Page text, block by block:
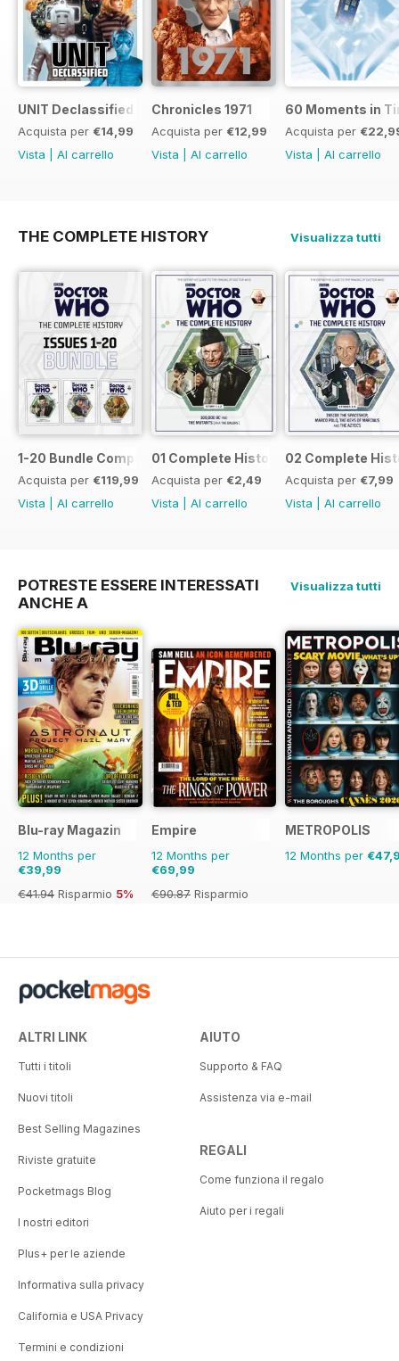
UNIT Declassified
Acquista per €14,99
Vista
Al carrello
Chronicles 1971
Acquista per €12,99
Vista
Al carrello
60 Moments in
Acquista per
Vista
Al carrello
THE COMPLETE HISTORY Visualizza tutti
1-20 Bundle Complete History
Acquista per €119,99
Vista
Al carrello
01 Complete History
Acquista per €2,49
Vista
Al carrello
02 Complete
Acquista per €7,99
Vista
Al carrello
POTRESTE ESSERE INTERESSATI
ANCHE A
Visualizza tutti
Blu-ray Magazin
12 Months per
€39,99
€41.94 Risparmio 5%
Empire
12 Months per
€69,99
€90.87 Risparmio
METROPOLIS
12 Months per
ALTRI LINK
Tutti i titoli
Nuovi titoli
Best Selling Magazines
Riviste gratuite
Pocketmags Blog
I nostri editori
Plus+ per le aziende
Informativa sulla privacy
California e USA Privacy
Termini e condizioni
AIUTO
Supporto & FAQ
Assistenza via e-mail
REGALI
Come funziona il regalo
Aiuto per i regali